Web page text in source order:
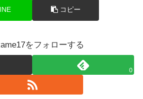
コピー
をフォローする
0